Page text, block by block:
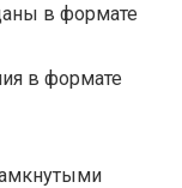
в формате
в формате